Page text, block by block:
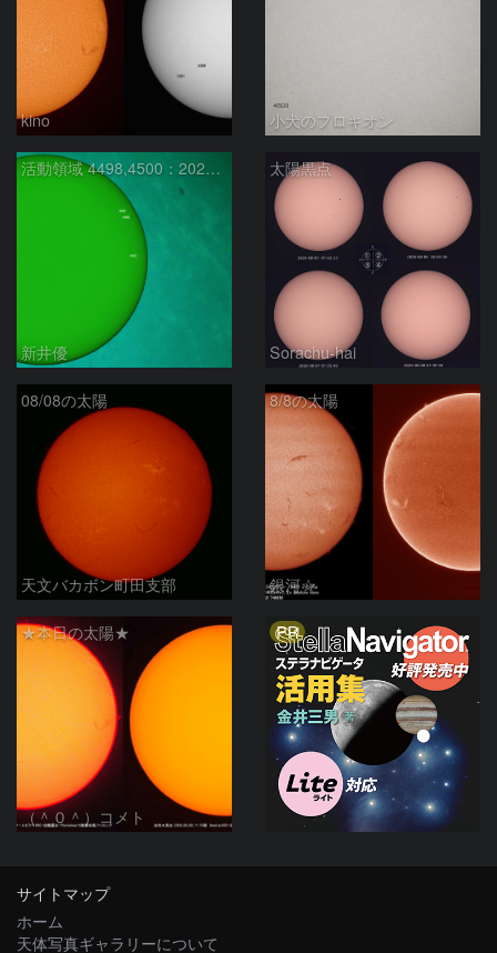
kino 小犬のプロキオン
活動領域 4498,4500：2026/08/08
新井優
太陽黒点
Sorachu-hai
08/08の太陽
天文バカボン町田支部
8/8の太陽
銀河☆
★本日の太陽★
（＾０＾）コメト
PR
サイトマップ
ホーム
天体写真ギャラリーについて